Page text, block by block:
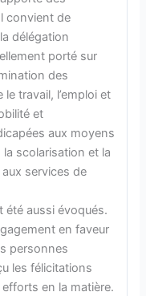
convient de
délégation
porté sur
des
travail, l’emploi et
et
aux moyens
scolarisation et la
services de
aussi évoqués.
en faveur
personnes
les félicitations
en la matière.